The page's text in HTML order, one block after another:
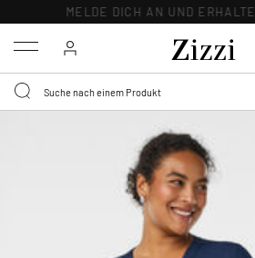
MELDE DICH AN UND ERHALTE
Menu